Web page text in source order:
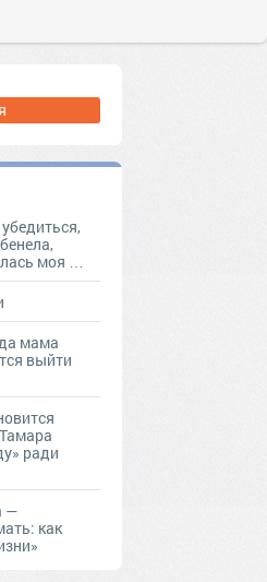
моя …
мама
выйти
ради
—
как